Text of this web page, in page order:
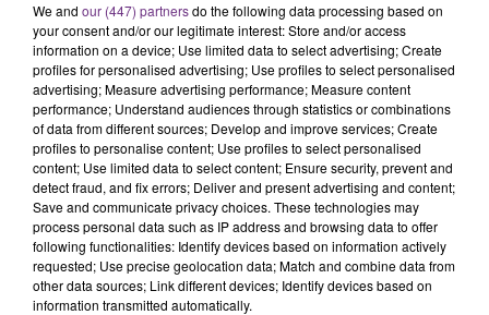
L'INSPECTION DU TRAVAIL RAPPELLE À
L'ORDRE SUR LES CONDITIONS DE...
Alors que les dates de début des vendange 2026
s'est avéré être plus précoce que prévu,
l'inspection du Travail en profite pour rappeler
les conditions de...
TITRES DIFFUSÉS
We and our (447) partnersdo the following data processing based on
your consent and/or our legitimate interest: Store and/or access
information on a device; Use limited data to select advertising; Create
profiles for personalised advertising; Use profiles to select personalised
advertising; Measure advertising performance; Measure content
performance; Understand audiences through statistics or combinations
of data from different sources; Develop and improve services; Create
profiles to personalise content; Use profiles to select personalised
content; Use limited data to select content; Ensure security, prevent and
detect fraud, and fix errors; Deliver and present advertising and content;
Save and communicate privacy choices. These technologies may
process personal data such as IP address and browsing data to offer
following functionalities: Identify devices based on information actively
requested; Use precise geolocation data; Match and combine data from
other data sources; Link different devices; Identify devices based on
information transmitted automatically.